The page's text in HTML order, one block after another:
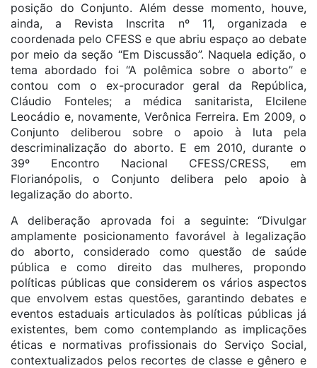
posição do Conjunto. Além desse momento, houve,
ainda, a Revista Inscrita nº 11, organizada e
coordenada pelo CFESS e que abriu espaço ao debate
por meio da seção “Em Discussão”. Naquela edição, o
tema abordado foi “A polêmica sobre o aborto” e
contou com o ex-procurador geral da República,
Cláudio Fonteles; a médica sanitarista, Elcilene
Leocádio e, novamente, Verônica Ferreira. Em 2009, o
Conjunto deliberou sobre o apoio à luta pela
descriminalização do aborto. E em 2010, durante o
39º Encontro Nacional CFESS/CRESS, em
Florianópolis, o Conjunto delibera pelo apoio à
legalização do aborto.
A deliberação aprovada foi a seguinte: “Divulgar
amplamente posicionamento favorável à legalização
do aborto, considerado como questão de saúde
pública e como direito das mulheres, propondo
políticas públicas que considerem os vários aspectos
que envolvem estas questões, garantindo debates e
eventos estaduais articulados às políticas públicas já
existentes, bem como contemplando as implicações
éticas e normativas profissionais do Serviço Social,
contextualizados pelos recortes de classe e gênero e